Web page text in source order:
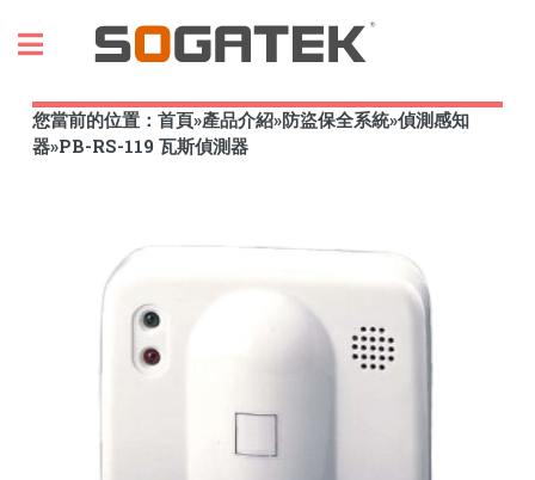
您當前的位置： 首頁»產品介紹»防盜保全系統»偵測感知
器»PB-RS-119 瓦斯偵測器
Toggle